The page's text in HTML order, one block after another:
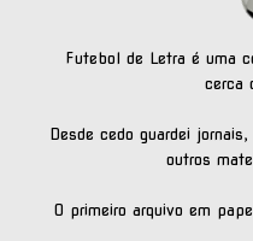
Futebol de Letra é uma
cerca
Desde cedo guardei
outros
O primeiro arquivo em